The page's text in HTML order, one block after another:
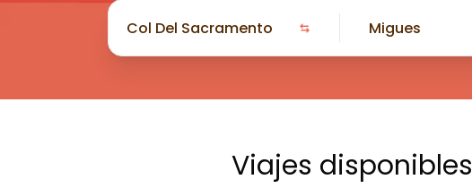
Viajes disponibles